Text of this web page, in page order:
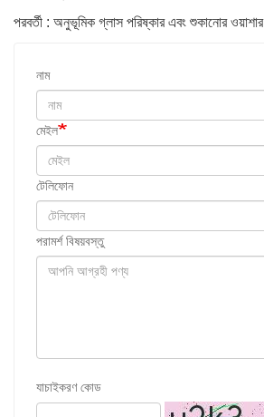
পরবর্তী : অনুভূমিক গ্লাস পরিষ্কার এবং শুকানোর ওয়াশার
নাম
মেইল
টেলিফোন
পরামর্শ বিষয়বস্তু
যাচাইকরণ কোড